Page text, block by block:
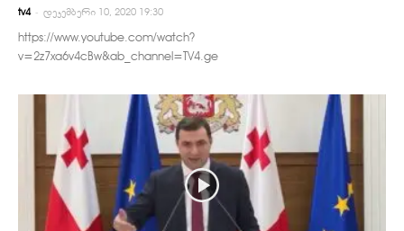
tv4 - დეკემბერი 10, 2020 19:30
https://www.youtube.com/watch?
v=2z7xa6v4cBw&ab_channel=TV4.ge